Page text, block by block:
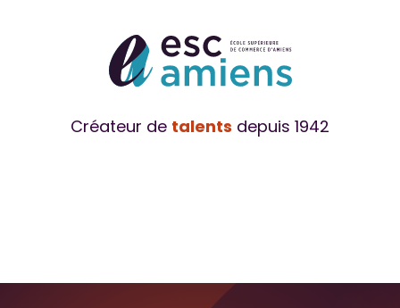
Créateur de talents depuis 1942